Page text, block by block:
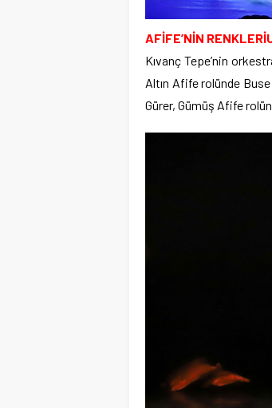
AFİFE’NİN
Kıvanç Tepe’nin
Altın Afife rolünde
Gürer, Gümüş Afife